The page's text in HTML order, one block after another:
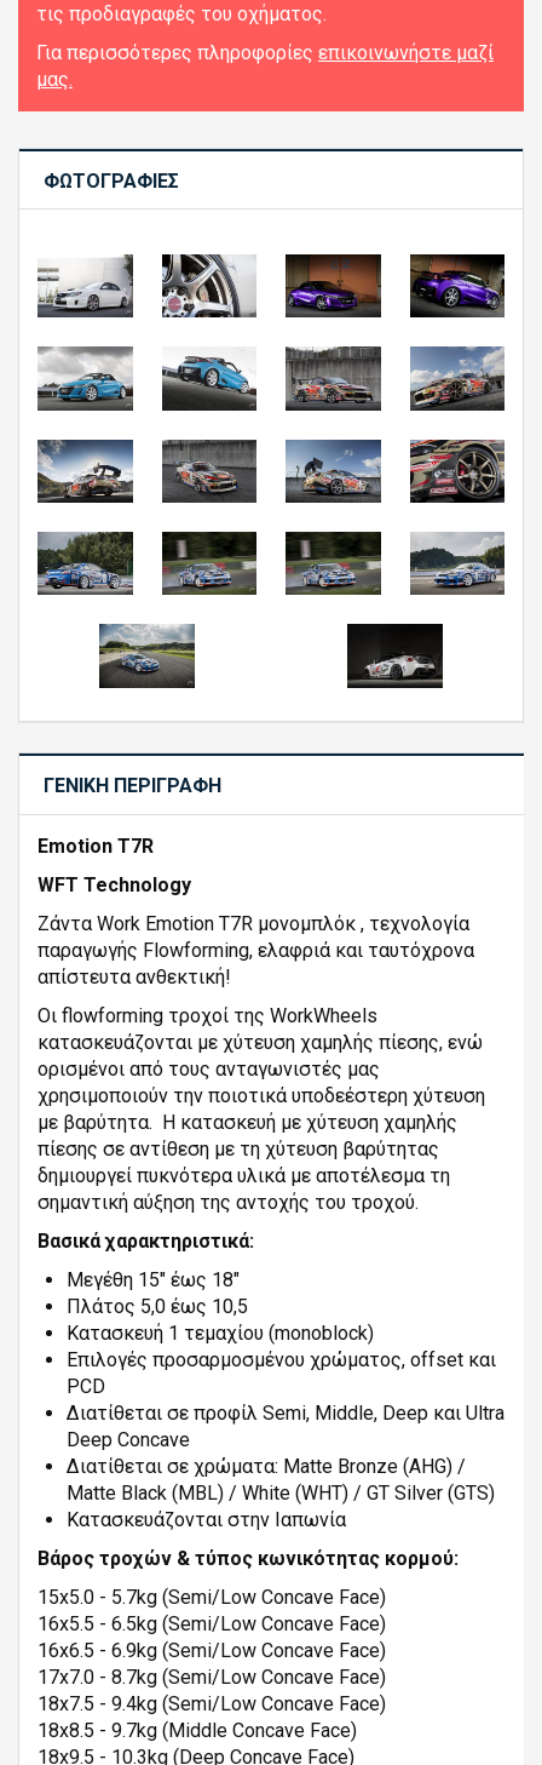
τις προδιαγραφές του οχήματος.
Για περισσότερες πληροφορίες επικοινωνήστε μαζί
μας.
ΦΩΤΟΓΡΑΦΊΕΣ
ΓΕΝΙΚΉ ΠΕΡΙΓΡΑΦΉ
Emotion T7R
WFT Technology
Ζάντα Work Emotion T7R μονομπλόκ , τεχνολογία
παραγωγής Flowforming, ελαφριά και ταυτόχρονα
απίστευτα ανθεκτική!
Οι flowforming τροχοί της WorkWheels
κατασκευάζονται με χύτευση χαμηλής πίεσης, ενώ
ορισμένοι από τους ανταγωνιστές μας
χρησιμοποιούν την ποιοτικά υποδεέστερη χύτευση
με βαρύτητα. Η κατασκευή με χύτευση χαμηλής
πίεσης σε αντίθεση με τη χύτευση βαρύτητας
δημιουργεί πυκνότερα υλικά με αποτέλεσμα τη
σημαντική αύξηση της αντοχής του τροχού.
Βασικά χαρακτηριστικά:
Μεγέθη 15" έως 18"
Πλάτος 5,0 έως 10,5
Κατασκευή 1 τεμαχίου (monoblock)
Επιλογές προσαρμοσμένου χρώματος, offset και
PCD
Διατίθεται σε προφίλ Semi, Middle, Deep και Ultra
Deep Concave
Διατίθεται σε χρώματα: Matte Bronze (AHG) /
Matte Black (MBL) / White (WHT) / GT Silver (GTS)
Κατασκευάζονται στην Ιαπωνία
Βάρος τροχών & τύπος κωνικότητας κορμού:
15x5.0 - 5.7kg (Semi/Low Concave Face)
16x5.5 - 6.5kg (Semi/Low Concave Face)
16x6.5 - 6.9kg (Semi/Low Concave Face)
17x7.0 - 8.7kg (Semi/Low Concave Face)
18x7.5 - 9.4kg (Semi/Low Concave Face)
18x8.5 - 9.7kg (Middle Concave Face)
18x9.5 - 10.3kg (Deep Concave Face)